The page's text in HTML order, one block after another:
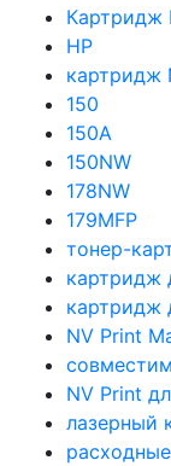
Картридж
HP
картридж
150
150A
150NW
178NW
179MFP
тонер-
картридж
картридж
NV Print
NV Print
лазерный